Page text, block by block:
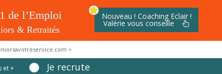
Nouveau ! Coaching Eclair !
Valérie vous conseille
>
et + Je recrute